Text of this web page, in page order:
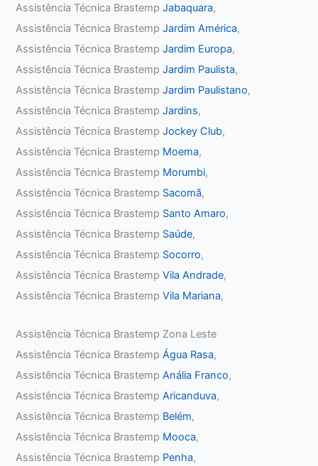
Assistência Técnica BrastempJabaquara,
Assistência Técnica BrastempJardim América,
Assistência Técnica BrastempJardim Europa,
Assistência Técnica BrastempJardim Paulista,
Assistência Técnica BrastempJardim Paulistano,
Assistência Técnica BrastempJardins,
Assistência Técnica BrastempJockey Club,
Assistência Técnica Brastemp Moema,
Assistência Técnica Brastemp Morumbi,
Assistência Técnica Brastemp Sacomã,
Assistência Técnica Brastemp Santo Amaro,
Assistência Técnica Brastemp Saúde,
Assistência Técnica Brastemp Socorro,
Assistência Técnica BrastempVila Andrade,
Assistência Técnica BrastempVila Mariana,
Assistência Técnica Brastemp Zona Leste
Assistência Técnica BrastempÁgua Rasa,
Assistência Técnica BrastempAnália Franco,
Assistência Técnica BrastempAricanduva,
Assistência Técnica Brastemp Belém,
Assistência Técnica Brastemp Mooca,
Assistência Técnica Brastemp Penha,